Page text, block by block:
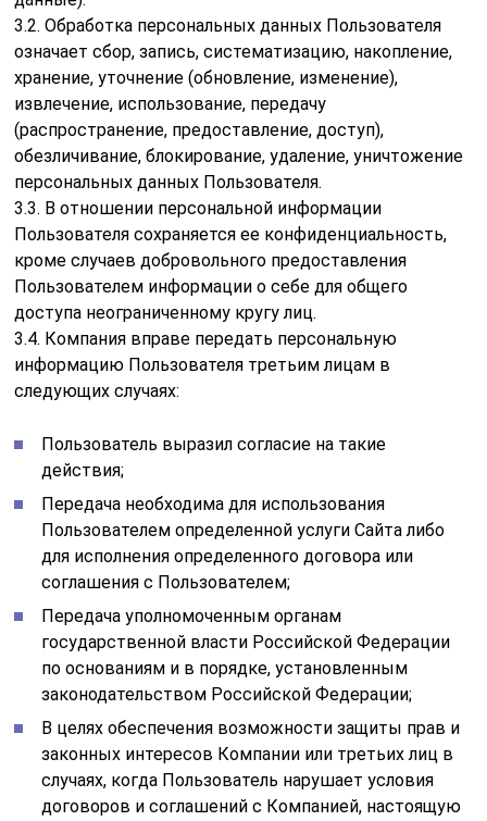
3.2. Обработка персональных данных Пользователя
означает сбор, запись, систематизацию, накопление,
хранение, уточнение (обновление, изменение),
извлечение, использование, передачу
(распространение, предоставление, доступ),
обезличивание, блокирование, удаление, уничтожение
персональных данных Пользователя.
3.3. В отношении персональной информации
Пользователя сохраняется ее конфиденциальность,
кроме случаев добровольного предоставления
Пользователем информации о себе для общего
доступа неограниченному кругу лиц.
3.4. Компания вправе передать персональную
информацию Пользователя третьим лицам в
следующих случаях:
Пользователь выразил согласие на такие
действия;
Передача необходима для использования
Пользователем определенной услуги Сайта либо
для исполнения определенного договора или
соглашения с Пользователем;
Передача уполномоченным органам
государственной власти Российской Федерации
по основаниям и в порядке, установленным
законодательством Российской Федерации;
В целях обеспечения возможности защиты прав и
законных интересов Компании или третьих лиц в
случаях, когда Пользователь нарушает условия
договоров и соглашений с Компанией, настоящую